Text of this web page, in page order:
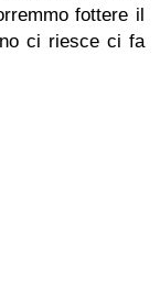
fottere il
ci riesce ci fa